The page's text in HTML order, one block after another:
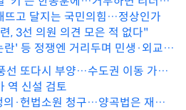
뜨고 달지는 국민의힘…정상인가
, 3선 의원 의견 모은 적 없다"
' 등 정쟁엔 거리두며 민생·외교
선 또다시 부양…수도권 이동 가능
역 신설 검토
의·헌법소원 청구…양곡법은 재의